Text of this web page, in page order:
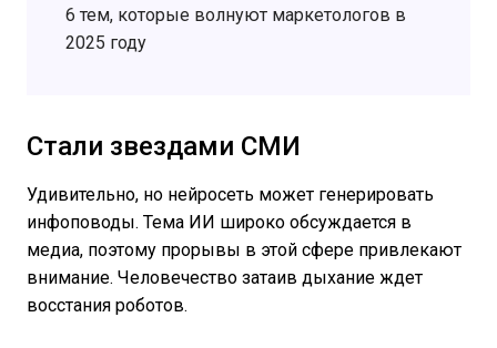
6 тем, которые волнуют маркетологов в
2025 году
Стали звездами СМИ
Удивительно, но нейросеть может генерировать
инфоповоды. Тема ИИ широко обсуждается в
медиа, поэтому прорывы в этой сфере привлекают
внимание. Человечество затаив дыхание ждет
восстания роботов.